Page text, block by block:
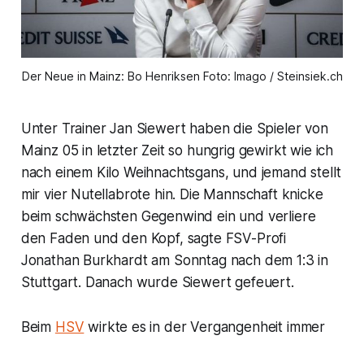
Der Neue in Mainz: Bo Henriksen Foto: Imago / Steinsiek.ch
Unter Trainer Jan Siewert haben die Spieler von
Mainz 05 in letzter Zeit so hungrig gewirkt wie ich
nach einem Kilo Weihnachtsgans, und jemand stellt
mir vier Nutellabrote hin. Die Mannschaft knicke
beim schwächsten Gegenwind ein und verliere
den Faden und den Kopf, sagte FSV-Profi
Jonathan Burkhardt am Sonntag nach dem 1:3 in
Stuttgart. Danach wurde Siewert gefeuert.
Beim HSV wirkte es in der Vergangenheit immer